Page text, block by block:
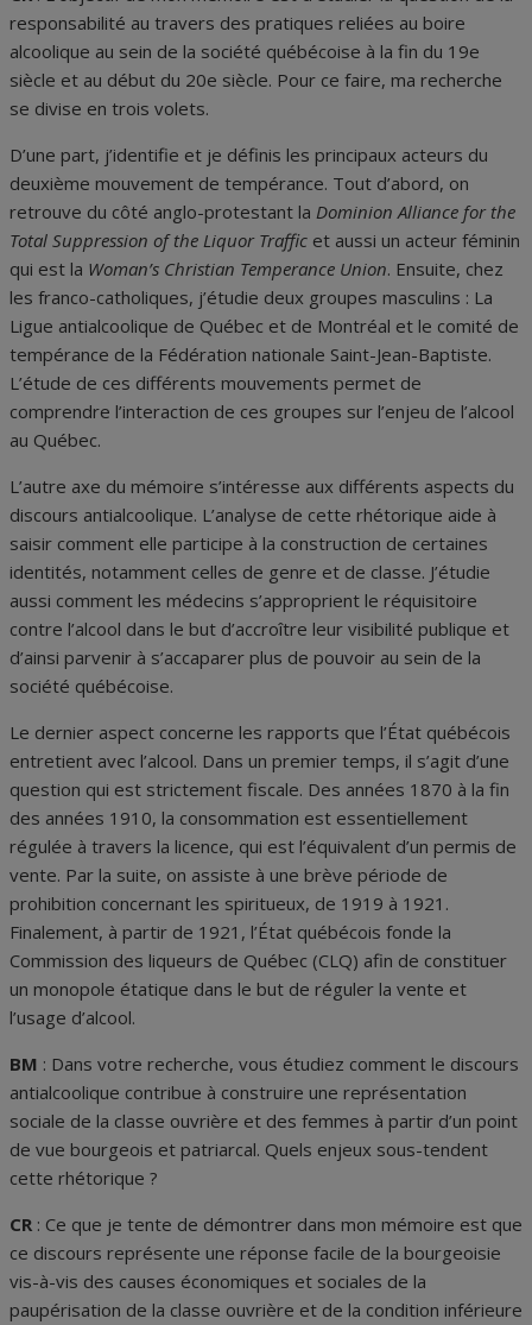
responsabilité au travers des pratiques reliées au boire
alcoolique au sein de la société québécoise à la fin du 19e
siècle et au début du 20e siècle. Pour ce faire, ma recherche
se divise en trois volets.
D’une part, j’identifie et je définis les principaux acteurs du
deuxième mouvement de tempérance. Tout d’abord, on
retrouve du côté anglo-protestant la Dominion Alliance for the
Total Suppression of the Liquor Traffic et aussi un acteur féminin
qui est la Woman’s Christian Temperance Union. Ensuite, chez
les franco-catholiques, j’étudie deux groupes masculins : La
Ligue antialcoolique de Québec et de Montréal et le comité de
tempérance de la Fédération nationale Saint-Jean-Baptiste.
L’étude de ces différents mouvements permet de
comprendre l’interaction de ces groupes sur l’enjeu de l’alcool
au Québec.
L’autre axe du mémoire s’intéresse aux différents aspects du
discours antialcoolique. L’analyse de cette rhétorique aide à
saisir comment elle participe à la construction de certaines
identités, notamment celles de genre et de classe. J’étudie
aussi comment les médecins s’approprient le réquisitoire
contre l’alcool dans le but d’accroître leur visibilité publique et
d’ainsi parvenir à s’accaparer plus de pouvoir au sein de la
société québécoise.
Le dernier aspect concerne les rapports que l’État québécois
entretient avec l’alcool. Dans un premier temps, il s’agit d’une
question qui est strictement fiscale. Des années 1870 à la fin
des années 1910, la consommation est essentiellement
régulée à travers la licence, qui est l’équivalent d’un permis de
vente. Par la suite, on assiste à une brève période de
prohibition concernant les spiritueux, de 1919 à 1921.
Finalement, à partir de 1921, l’État québécois fonde la
Commission des liqueurs de Québec (CLQ) afin de constituer
un monopole étatique dans le but de réguler la vente et
l’usage d’alcool.
BM : Dans votre recherche, vous étudiez comment le discours
antialcoolique contribue à construire une représentation
sociale de la classe ouvrière et des femmes à partir d’un point
de vue bourgeois et patriarcal. Quels enjeux sous-tendent
cette rhétorique ?
CR : Ce que je tente de démontrer dans mon mémoire est que
ce discours représente une réponse facile de la bourgeoisie
vis-à-vis des causes économiques et sociales de la
paupérisation de la classe ouvrière et de la condition inférieure